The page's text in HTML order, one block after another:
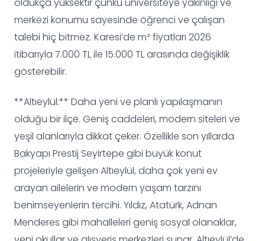
merkezi konumu sayesinde öğrenci ve çalışan
talebi hiç bitmez. Karesi’de m² fiyatları 2026
itibarıyla 7.000 TL ile 15.000 TL arasında değişiklik
gösterebilir.
**Altıeylül:** Daha yeni ve planlı yapılaşmanın
olduğu bir ilçe. Geniş caddeleri, modern siteleri ve
yeşil alanlarıyla dikkat çeker. Özellikle son yıllarda
Bakyapı Prestij Seyirtepe gibi büyük konut
projeleriyle gelişen Altıeylül, daha çok yeni ev
arayan ailelerin ve modern yaşam tarzını
benimseyenlerin tercihi. Yıldız, Atatürk, Adnan
Menderes gibi mahalleleri geniş sosyal olanaklar,